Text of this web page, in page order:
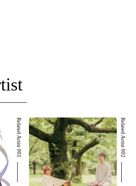
Related Artist 001 Related Artist 002